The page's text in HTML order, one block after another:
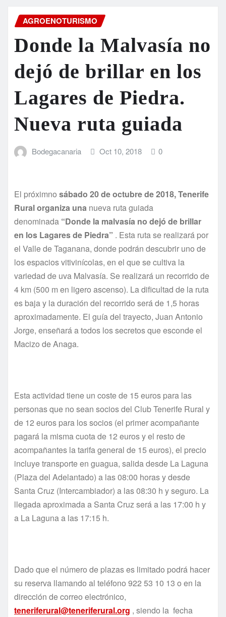
AGROENOTURISMO
Donde la Malvasía no
dejó de brillar en los
Lagares de Piedra.
Nueva ruta guiada
Bodegacanaria Oct 10, 2018 0
El próximno sábado 20 de octubre de 2018, Tenerife
Rural organiza una nueva ruta guiada
denominada “Donde la malvasía no dejó de brillar
en los Lagares de Piedra” . Esta ruta se realizará por
el Valle de Taganana, donde podrán descubrir uno de
los espacios vitivinícolas, en el que se cultiva la
variedad de uva Malvasía. Se realizará un recorrido de
4 km (500 m en ligero ascenso). La dificultad de la ruta
es baja y la duración del recorrido será de 1,5 horas
aproximadamente. El guía del trayecto, Juan Antonio
Jorge, enseñará a todos los secretos que esconde el
Macizo de Anaga.
Esta actividad tiene un coste de 15 euros para las
personas que no sean socios del Club Tenerife Rural y
de 12 euros para los socios (el primer acompañante
pagará la misma cuota de 12 euros y el resto de
acompañantes la tarifa general de 15 euros), el precio
incluye transporte en guagua, salida desde La Laguna
(Plaza del Adelantado) a las 08:00 horas y desde
Santa Cruz (Intercambiador) a las 08:30 h y seguro. La
llegada aproximada a Santa Cruz será a las 17:00 h y
a La Laguna a las 17:15 h.
Dado que el número de plazas es limitado podrá hacer
su reserva llamando al teléfono 922 53 10 13 o en la
dirección de correo electrónico,
teneriferural@teneriferural.org , siendo la fecha